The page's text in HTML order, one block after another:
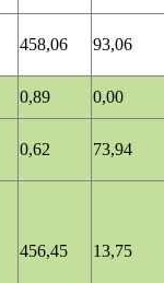
458,06 93,06
0,89
0,00
0,62 73,94
456,45 13,75